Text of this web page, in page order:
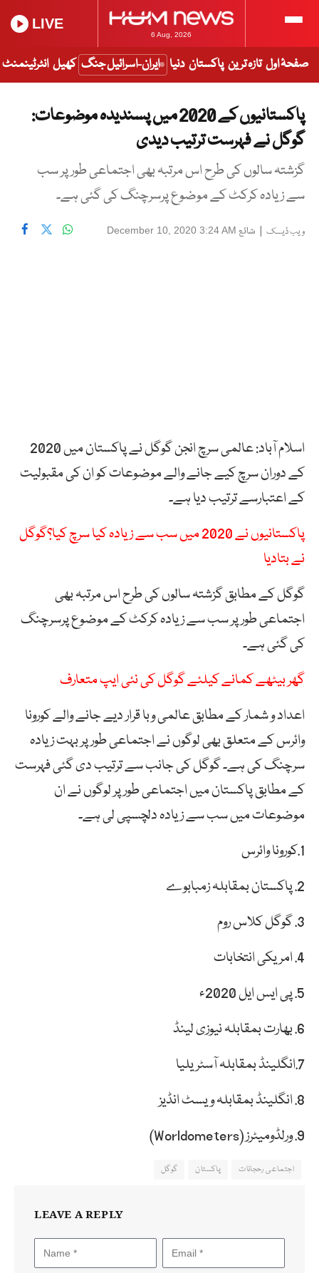
6 Aug, 2026
LIVE
صفحۂ اول تازہ ترین پاکستان دنیا ایران-اسرائیل جنگ کھیل انٹرٹینمنٹ
پاکستانیوں کے 2020 میں پسندیدہ موضوعات:
گوگل نے فہرست ترتیب دیدی
گزشتہ سالوں کی طرح اس مرتبہ بھی اجتماعی طور پر سب
سے زیادہ کرکٹ کے موضوع پرسرچنگ کی گئی ہے۔
ویب ڈیسک | شائع December 10, 2020 3:24 AM
اسلام آباد: عالمی سرچ انجن گوگل نے پاکستان میں 2020
کے دوران سرچ کیے جانے والے موضوعات کو ان کی مقبولیت
کے اعتبارسے ترتیب دیا ہے۔
پاکستانیوں نے 2020 میں سب سے زیادہ کیا سرچ کیا؟گوگل
نے بتادیا
گوگل کے مطابق گزشتہ سالوں کی طرح اس مرتبہ بھی
اجتماعی طور پر سب سے زیادہ کرکٹ کے موضوع پرسرچنگ
کی گئی ہے۔
گھر بیٹھے کمانے کیلئے گوگل کی نئی ایپ متعارف
اعداد و شمار کے مطابق عالمی وبا قرار دیے جانے والے کورونا
وائرس کے متعلق بھی لوگوں نے اجتماعی طور پر بہت زیادہ
سرچنگ کی ہے۔ گوگل کی جانب سے ترتیب دی گئی فہرست
کے مطابق پاکستان میں اجتماعی طورپر لوگوں نے ان
موضوعات میں سب سے زیادہ دلچسپی لی ہے۔
1.کورونا وائرس
2. پاکستان بمقابلہ زمبابوے
3. گوگل کلاس روم
4. امریکی انتخابات
5. پی ایس ایل 2020ء
6. بھارت بمقابلہ نیوزی لینڈ
7.انگلینڈ بمقابلہ آسٹریلیا
8. انگلینڈ بمقابلہ ویسٹ انڈیز
9. ورلڈومیٹرز (Worldometers)
اجتماعی رحجانات پاکستان گوگل
LEAVE A REPLY